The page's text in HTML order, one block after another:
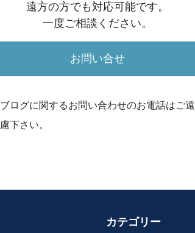
遠方の方でも対応可能です。
一度ご相談ください。
お問い合せ
ブログに関するお問い合わせのお電話はご遠
慮下さい。
カテゴリー